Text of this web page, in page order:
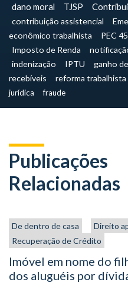
dano moral
TJSP
contribuição assistencial
econômico trabalhista
PEC
Imposto de Renda
indenização
IPTU ganho
recebíveis
reforma trabalhista
jurídica
fraude
Publicações
Relacionadas
De dentro de casa
Direito
Recuperação de Crédito
Imóvel em nome do
dos aluguéis por